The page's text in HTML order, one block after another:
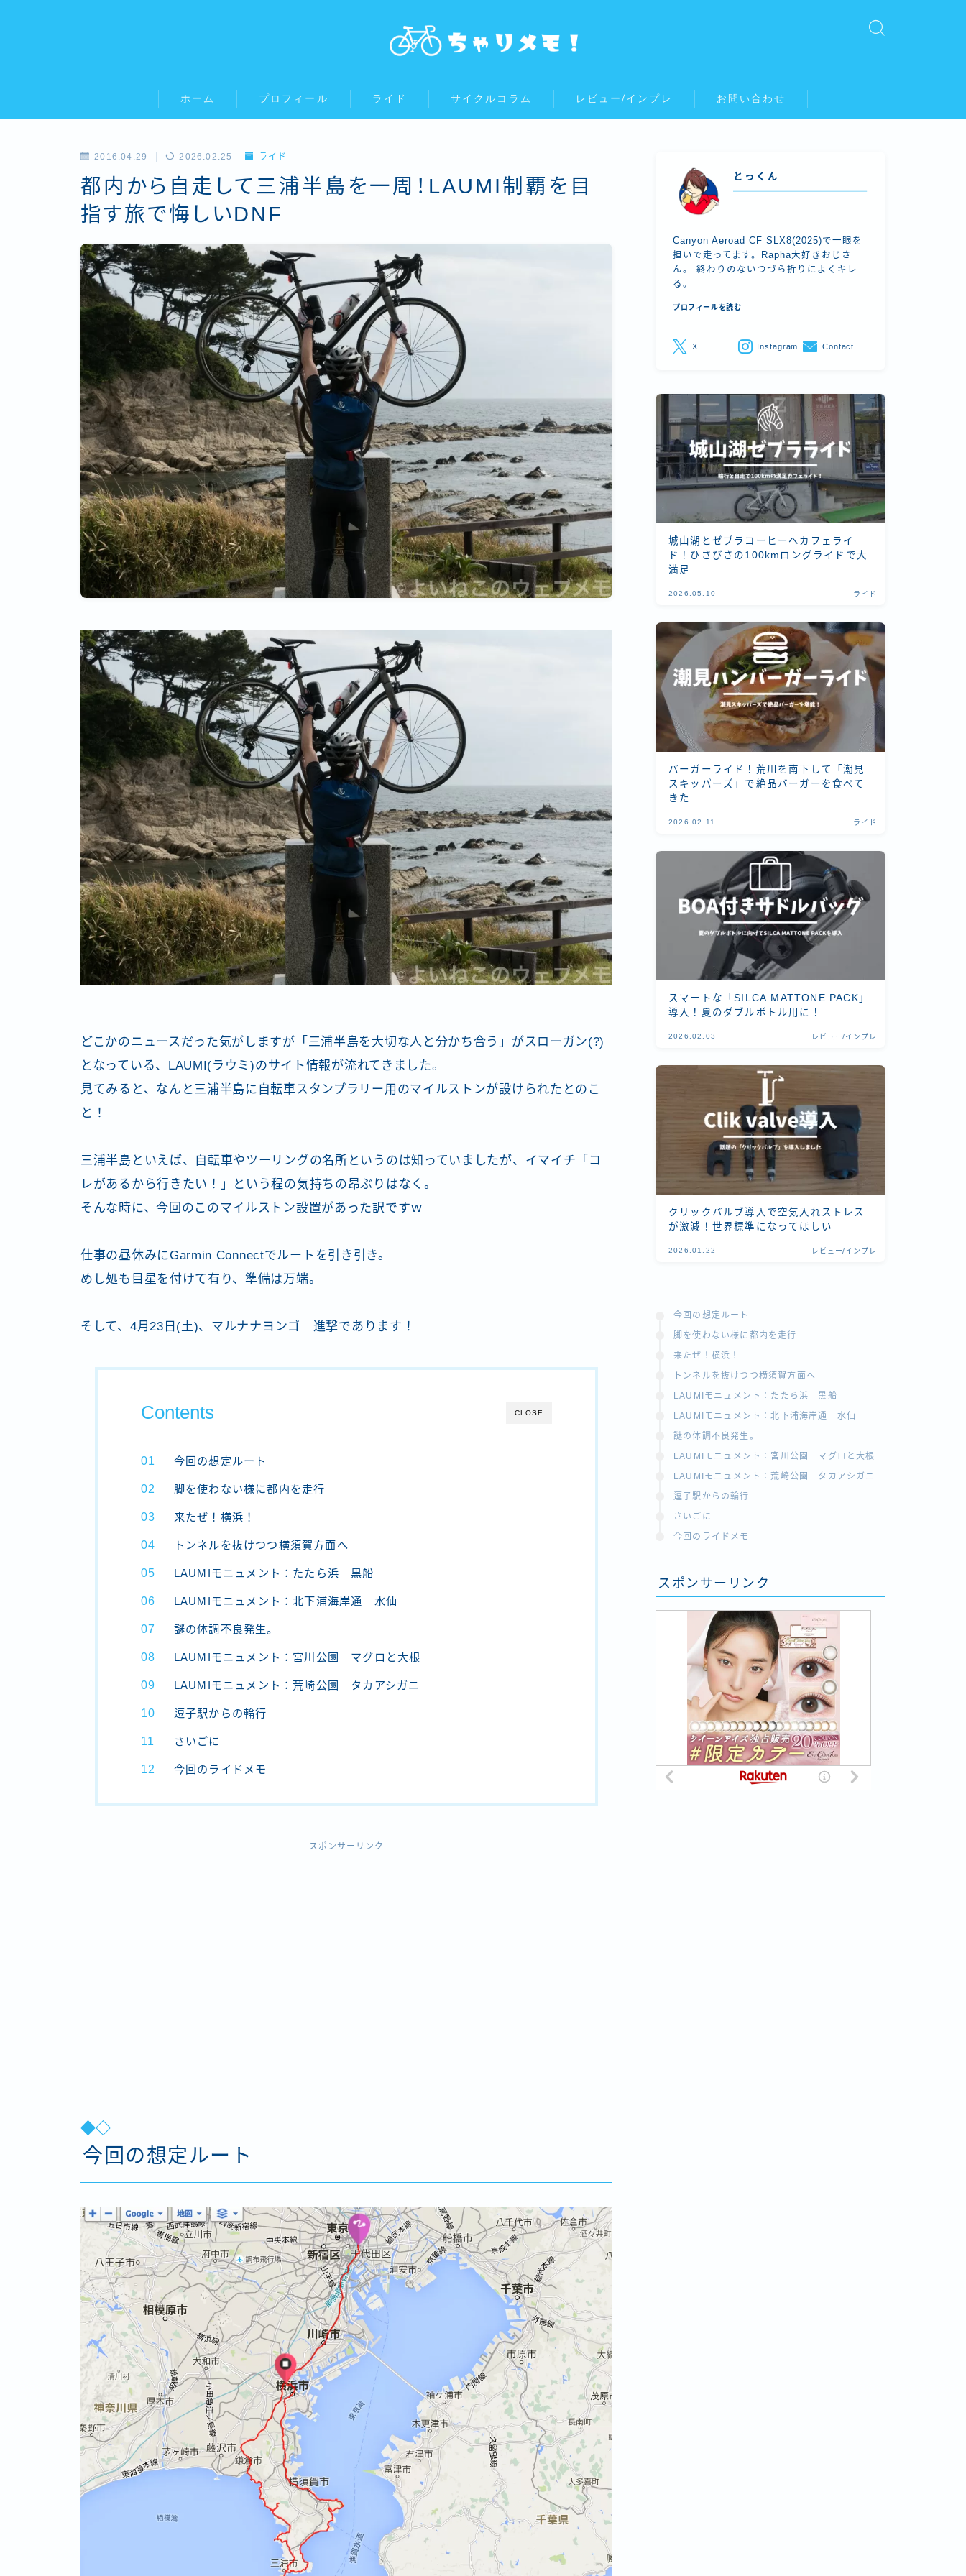
ホーム プロフィール ライド サイクルコラム レビュー/インプレ お問い合わせ
2016.04.29 2026.02.25 ライド
都内から自走して三浦半島を一周！LAUMI制覇を目
指す旅で悔しいDNF
どこかのニュースだった気がしますが「三浦半島を大切な人と分かち合う」がスローガン(?)
となっている、LAUMI(ラウミ)のサイト情報が流れてきました。
見てみると、なんと三浦半島に自転車スタンプラリー用のマイルストンが設けられたとのこ
と！
三浦半島といえば、自転車やツーリングの名所というのは知っていましたが、イマイチ「コ
レがあるから行きたい！」という程の気持ちの昂ぶりはなく。
そんな時に、今回のこのマイルストン設置があった訳ですｗ
仕事の昼休みにGarmin Connectでルートを引き引き。
めし処も目星を付けて有り、準備は万端。
そして、4月23日(土)、マルナナヨンゴ 進撃であります！
CLOSE
Contents
今回の想定ルート
脚を使わない様に都内を走行
来たぜ！横浜！
トンネルを抜けつつ横須賀方面へ
LAUMIモニュメント：たたら浜 黒船
LAUMIモニュメント：北下浦海岸通 水仙
謎の体調不良発生。
LAUMIモニュメント：宮川公園 マグロと大根
LAUMIモニュメント：荒崎公園 タカアシガニ
逗子駅からの輪行
さいごに
今回のライドメモ
スポンサーリンク
今回の想定ルート
とっくん
Canyon Aeroad CF SLX8(2025)で一眼を
担いで走ってます。Rapha大好きおじさ
ん。 終わりのないつづら折りによくキレ
る。
プロフィールを読む
X Instagram Contact
城山湖とゼブラコーヒーへカフェライ
ド！ひさびさの100kmロングライドで大
満足
2026.05.10 ライド
バーガーライド！荒川を南下して「潮見
スキッパーズ」で絶品バーガーを食べて
きた
2026.02.11 ライド
スマートな「SILCA MATTONE PACK」
導入！夏のダブルボトル用に！
2026.02.03 レビュー/インプレ
クリックバルブ導入で空気入れストレス
が激減！世界標準になってほしい
2026.01.22 レビュー/インプレ
今回の想定ルート
脚を使わない様に都内を走行
来たぜ！横浜！
トンネルを抜けつつ横須賀方面へ
LAUMIモニュメント：たたら浜 黒船
LAUMIモニュメント：北下浦海岸通 水仙
謎の体調不良発生。
LAUMIモニュメント：宮川公園 マグロと大根
LAUMIモニュメント：荒崎公園 タカアシガニ
逗子駅からの輪行
さいごに
今回のライドメモ
スポンサーリンク